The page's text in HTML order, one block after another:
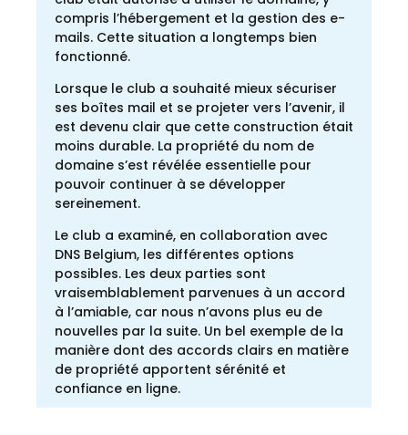
compris l’hébergement et la gestion des e-
mails. Cette situation a longtemps bien
fonctionné.
Lorsque le club a souhaité mieux sécuriser
ses boîtes mail et se projeter vers l’avenir, il
est devenu clair que cette construction était
moins durable. La propriété du nom de
domaine s’est révélée essentielle pour
pouvoir continuer à se développer
sereinement.
Le club a examiné, en collaboration avec
DNS Belgium, les différentes options
possibles. Les deux parties sont
vraisemblablement parvenues à un accord
à l’amiable, car nous n’avons plus eu de
nouvelles par la suite. Un bel exemple de la
manière dont des accords clairs en matière
de propriété apportent sérénité et
confiance en ligne.